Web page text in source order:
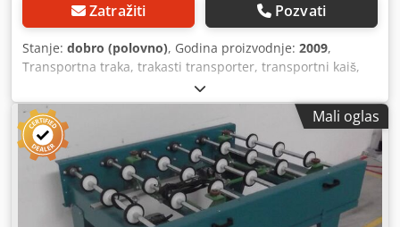
Zatražiti Pozvati
Stanje: dobro (polovno), Godina proizvodnje: 2009,
Transportna traka, trakasti transporter, transportni kaiš,
trakasti transporter -sa jedinicom za centriranje,
pneumatski pogonjenom -sa jedinicom za podizanje -širina
kaiša: 2x 30 mm -širina: podesiva -dužina transportera:
2450 mm -sa frekventnim regulatorom u motoru sa
reduktorom -pogon: 0,075-0,37 kW -obrtaji: 14-72 o/min -
visina: podesiva -količina: 2 transportne trake dostupne -
cena: po komadu -dimenzije: 2450/1380/H1000 mm
Cjdpfxjb A Nlls Ab Esha -težina: cca 300 kg
Mali oglas